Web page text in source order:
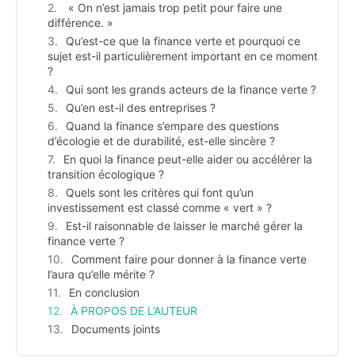
« On n’est jamais trop petit pour faire une
différence. »
Qu’est-ce que la finance verte et pourquoi ce
sujet est-il particulièrement important en ce moment
?
Qui sont les grands acteurs de la finance verte ?
Qu’en est-il des entreprises ?
Quand la finance s’empare des questions
d’écologie et de durabilité, est-elle sincère ?
En quoi la finance peut-elle aider ou accélérer la
transition écologique ?
Quels sont les critères qui font qu’un
investissement est classé comme « vert » ?
Est-il raisonnable de laisser le marché gérer la
finance verte ?
Comment faire pour donner à la finance verte
l’aura qu’elle mérite ?
En conclusion
À PROPOS DE L’AUTEUR
Documents joints